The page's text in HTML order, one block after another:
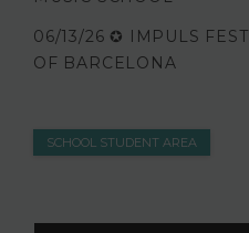
06/13/26 ✪ IMPULS
OF BARCELONA
SCHOOL STUDENT AREA